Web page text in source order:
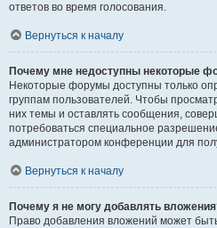
ответов во время голосования.
Вернуться к началу
Почему мне недоступны некоторые
Некоторые форумы доступны только
группам пользователей. Чтобы
них темы и оставлять сообщения,
потребоваться специальное
администратором конференции для
Вернуться к началу
Почему я не могу добавлять
Право добавления вложений может